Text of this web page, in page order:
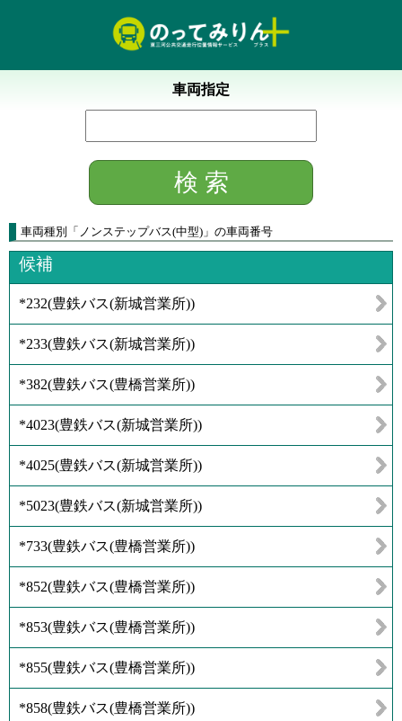
車両指定
車両種別 「 ノンステップバス(中型) 」 の車両番号
候補
*232(豊鉄バス(新城営業所))
*233(豊鉄バス(新城営業所))
*382(豊鉄バス(豊橋営業所))
*4023(豊鉄バス(新城営業所))
*4025(豊鉄バス(新城営業所))
*5023(豊鉄バス(新城営業所))
*733(豊鉄バス(豊橋営業所))
*852(豊鉄バス(豊橋営業所))
*853(豊鉄バス(豊橋営業所))
*855(豊鉄バス(豊橋営業所))
*858(豊鉄バス(豊橋営業所))